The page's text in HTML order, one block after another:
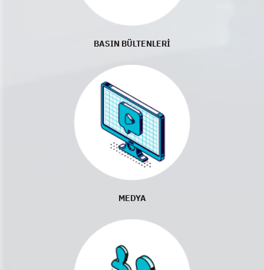
BASIN BÜLTENLERİ
MEDYA